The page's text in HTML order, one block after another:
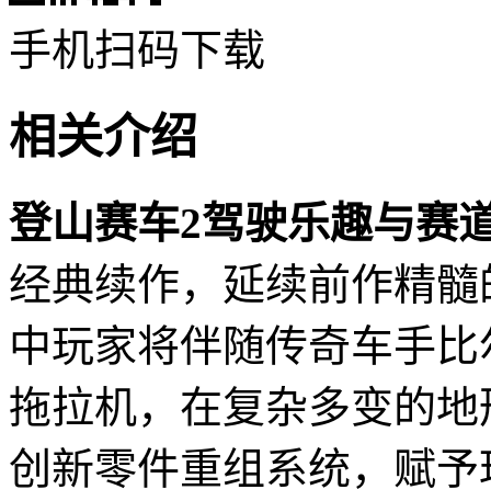
手机扫码下载
相关介绍
登山赛车2驾驶乐趣与赛
经典续作，延续前作精
中玩家将伴随传奇车手
拖拉机，在复杂多变的
创新零件重组系统，赋